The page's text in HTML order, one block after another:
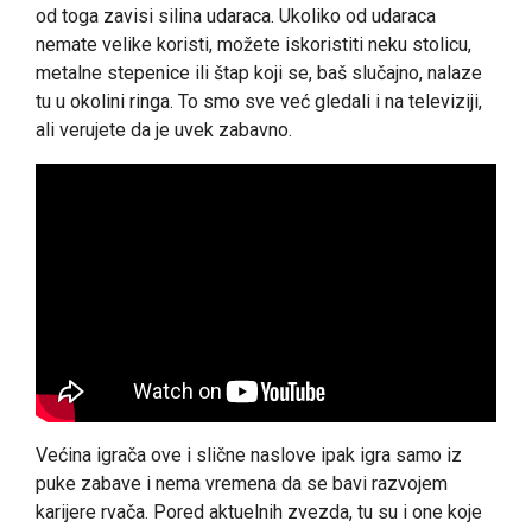
od toga zavisi silina udaraca. Ukoliko od udaraca
nemate velike koristi, možete iskoristiti neku stolicu,
metalne stepenice ili štap koji se, baš slučajno, nalaze
tu u okolini ringa. To smo sve već gledali i na televiziji,
ali verujete da je uvek zabavno.
Većina igrača ove i slične naslove ipak igra samo iz
puke zabave i nema vremena da se bavi razvojem
karijere rvača. Pored aktuelnih zvezda, tu su i one koje